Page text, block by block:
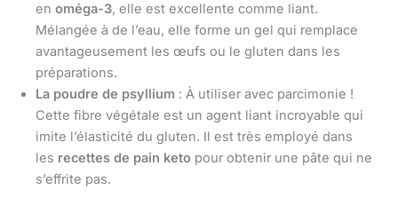
en oméga-3, elle est excellente comme liant.
Mélangée à de l’eau, elle forme un gel qui remplace
avantageusement les œufs ou le gluten dans les
préparations.
La poudre de psyllium : À utiliser avec parcimonie !
Cette fibre végétale est un agent liant incroyable qui
imite l’élasticité du gluten. Il est très employé dans
les recettes de pain keto pour obtenir une pâte qui ne
s’effrite pas.